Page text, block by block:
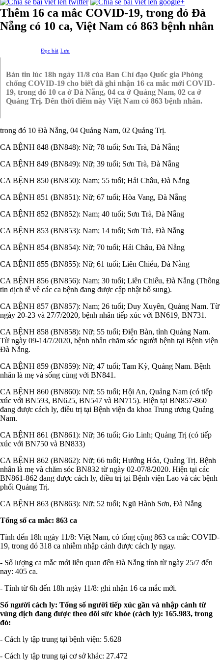
Thêm 16 ca mắc COVID-19, trong đó Đà
Nẵng có 10 ca, Việt Nam có 863 bệnh nhân
Đọc bài Lưu
Bản tin lúc 18h ngày 11/8 của Ban Chỉ đạo Quốc gia Phòng
chống COVID-19 cho biết đã ghi nhận 16 ca mắc mới COVID-
19, trong đó 10 ca ở Đà Nẵng, 04 ca ở Quảng Nam, 02 ca ở
Quảng Trị. Đến thời điểm này Việt Nam có 863 bệnh nhân.
trong đó 10 Đà Nẵng, 04 Quảng Nam, 02 Quảng Trị.
CA BỆNH 848 (BN848): Nữ; 78 tuổi; Sơn Trà, Đà Nẵng
CA BỆNH 849 (BN849): Nữ; 39 tuổi; Sơn Trà, Đà Nẵng
CA BỆNH 850 (BN850): Nam; 55 tuổi; Hải Châu, Đà Nẵng
CA BỆNH 851 (BN851): Nữ; 67 tuổi; Hòa Vang, Đà Nẵng
CA BỆNH 852 (BN852): Nam; 40 tuổi; Sơn Trà, Đà Nẵng
CA BỆNH 853 (BN853): Nam; 14 tuổi; Sơn Trà, Đà Nẵng
CA BỆNH 854 (BN854): Nữ; 70 tuổi; Hải Châu, Đà Nẵng
CA BỆNH 855 (BN855): Nữ; 61 tuổi; Liên Chiểu, Đà Nẵng
CA BỆNH 856 (BN856): Nam; 30 tuổi; Liên Chiểu, Đà Nẵng (Thông
tin dịch tễ về các ca bệnh đang được cập nhật bổ sung).
CA BỆNH 857 (BN857): Nam; 26 tuổi; Duy Xuyên, Quảng Nam. Từ
ngày 20-23 và 27/7/2020, bệnh nhân tiếp xúc với BN619, BN731.
CA BỆNH 858 (BN858): Nữ; 55 tuổi; Điện Bàn, tỉnh Quảng Nam.
Từ ngày 09-14/7/2020, bệnh nhân chăm sóc người bệnh tại Bệnh viện
Đà Nẵng.
CA BỆNH 859 (BN859): Nữ; 47 tuổi; Tam Kỳ, Quảng Nam. Bệnh
nhân là mẹ và sống cùng với BN841.
CA BỆNH 860 (BN860): Nữ; 55 tuổi; Hội An, Quảng Nam (có tiếp
xúc với BN593, BN625, BN547 và BN715). Hiện tại BN857-860
đang được cách ly, điều trị tại Bệnh viện đa khoa Trung ương Quảng
Nam.
CA BỆNH 861 (BN861): Nữ; 36 tuổi; Gio Linh; Quảng Trị (có tiếp
xúc với BN750 và BN833)
CA BỆNH 862 (BN862): Nữ; 66 tuổi; Hướng Hóa, Quảng Trị. Bệnh
nhân là mẹ và chăm sóc BN832 từ ngày 02-07/8/2020. Hiện tại các
BN861-862 đang được cách ly, điều trị tại Bệnh viện Lao và các bệnh
phổi Quảng Trị.
CA BỆNH 863 (BN863): Nữ; 52 tuổi; Ngũ Hành Sơn, Đà Nẵng
Tổng số ca mắc: 863 ca
Tính đến 18h ngày 11/8: Việt Nam, có tổng cộng 863 ca mắc COVID-
19, trong đó 318 ca nhiễm nhập cảnh được cách ly ngay.
- Số lượng ca mắc mới liên quan đến Đà Nẵng tính từ ngày 25/7 đến
nay: 405 ca.
- Tính từ 6h đến 18h ngày 11/8: ghi nhận 16 ca mắc mới.
Số người cách ly: Tổng số người tiếp xúc gần và nhập cảnh từ
vùng dịch đang được theo dõi sức khỏe (cách ly): 165.983, trong
đó:
- Cách ly tập trung tại bệnh viện: 5.628
- Cách ly tập trung tại cơ sở khác: 27.472